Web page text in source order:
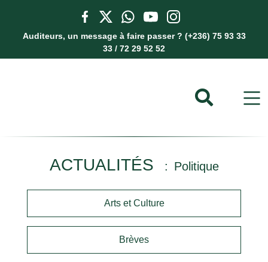
Auditeurs, un message à faire passer ? (+236) 75 93 33
33 / 72 29 52 52
ACTUALITÉS Politique
Arts et Culture
Brèves